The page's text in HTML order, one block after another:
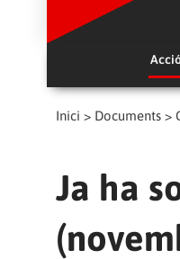
Inici > Documents >
Ja ha